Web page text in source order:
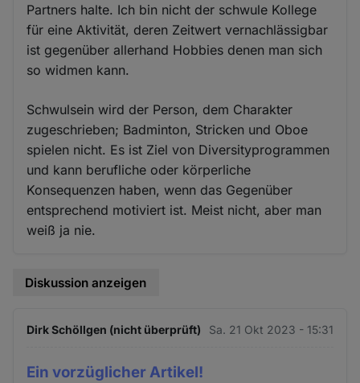
Partners halte. Ich bin nicht der schwule Kollege
für eine Aktivität, deren Zeitwert vernachlässigbar
ist gegenüber allerhand Hobbies denen man sich
so widmen kann.
Schwulsein wird der Person, dem Charakter
zugeschrieben; Badminton, Stricken und Oboe
spielen nicht. Es ist Ziel von Diversityprogrammen
und kann berufliche oder körperliche
Konsequenzen haben, wenn das Gegenüber
entsprechend motiviert ist. Meist nicht, aber man
weiß ja nie.
Diskussion anzeigen
Dirk Schöllgen (nicht überprüft) Sa. 21 Okt 2023 - 15:31
Ein vorzüglicher Artikel!